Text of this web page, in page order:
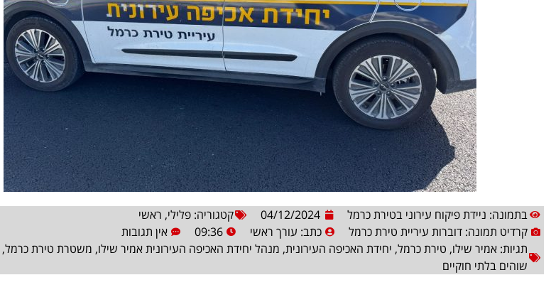
בתמונה: ניידת פיקוח עירוני בטירת כרמל 04/12/2024 קטגוריה: פלילי, ראשי
קרדיט תמונה: דוברות עיריית טירת כרמל
כתב: עורך ראשי 09:36
אין תגובות
תגיות: אמיר שילו, טירת כרמל, יחידת האכיפה העירונית, מנהל יחידת האכיפה העירונית אמיר שילו, משטרת טירת כרמל,
שוהים בלתי חוקיים